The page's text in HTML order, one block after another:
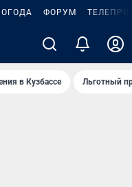
ФОРУМ
в Кузбассе Льготный